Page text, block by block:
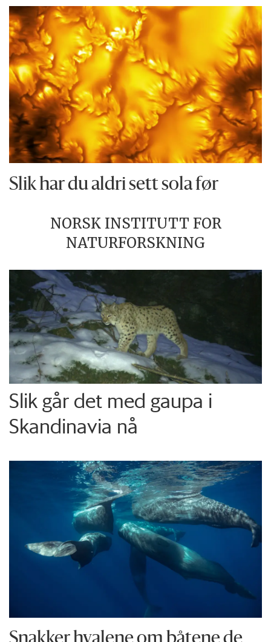
Slik har du aldri sett sola før
NORSK INSTITUTT FOR
NATURFORSKNING
Slik går det med gaupa i
Skandinavia nå